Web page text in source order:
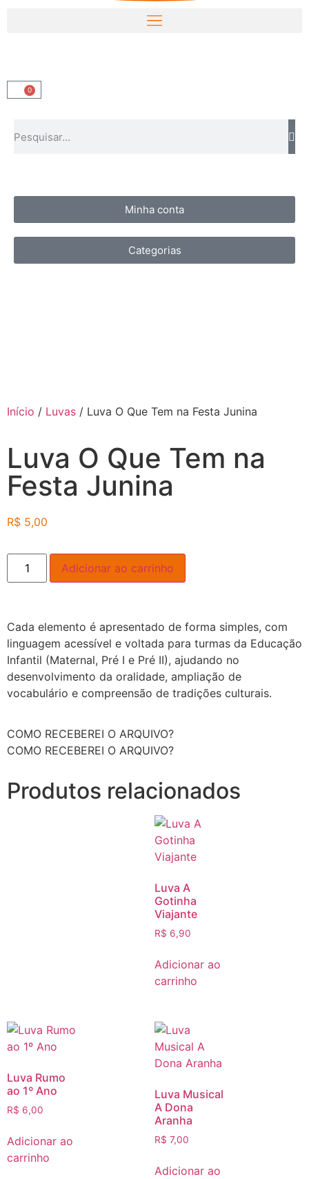
0
Minha conta
Categorias
Início / Luvas / Luva O Que Tem na Festa Junina
Luva O Que Tem na
Festa Junina
R$ 5,00
Adicionar ao carrinho
Cada elemento é apresentado de forma simples, com
linguagem acessível e voltada para turmas da Educação
Infantil (Maternal, Pré I e Pré II), ajudando no
desenvolvimento da oralidade, ampliação de
vocabulário e compreensão de tradições culturais.
COMO RECEBEREI O ARQUIVO?
COMO RECEBEREI O ARQUIVO?
Produtos relacionados
Luva A
Gotinha
Viajante
R$ 6,90
Adicionar ao
carrinho
Luva Rumo
ao 1º Ano
R$ 6,00
Adicionar ao
carrinho
Luva Musical
A Dona
Aranha
R$ 7,00
Adicionar ao